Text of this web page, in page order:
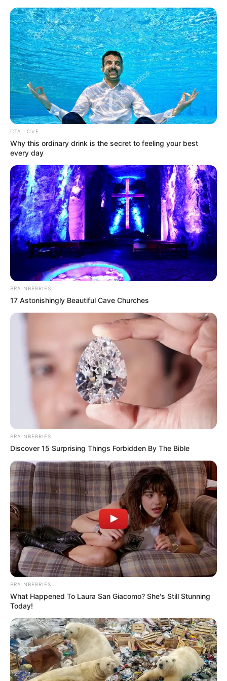
HOME
Home > ACE > ACS > Acs e ACE > Federalização > Notícia
Insalubridade em 40%...
CONACS defende em Brasília: 3
salários, Aposentadoria,
Insalubridade em 40%...
01:00 ACE,ACS,Acs e ACE,Federalização,Notícia
CTA LOVE
Why this ordinary drink is the secret to feeling your best
every day
BRAINBERRIES
17 Astonishingly Beautiful Cave Churches
BRAINBERRIES
Discover 15 Surprising Things Forbidden By The Bible
BRAINBERRIES
What Happened To Laura San Giacomo? She's Still Stunning
Today!